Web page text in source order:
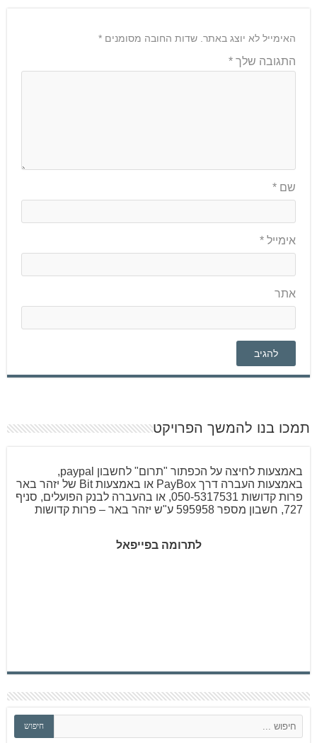
האימייל לא יוצג באתר. שדות החובה מסומנים *
התגובה שלך *
שם *
אימייל *
אתר
תמכו בנו להמשך הפרויקט
באמצעות לחיצה על הכפתור "תרום" לחשבון paypal,
באמצעות העברה דרך PayBox או באמצעות Bit של יזהר באר
פרות קדושות 050-5317531, או בהעברה לבנק הפועלים, סניף
727, חשבון מספר 595958 ע"ש יזהר באר – פרות קדושות
לתרומה בפייפאל
חיפוש